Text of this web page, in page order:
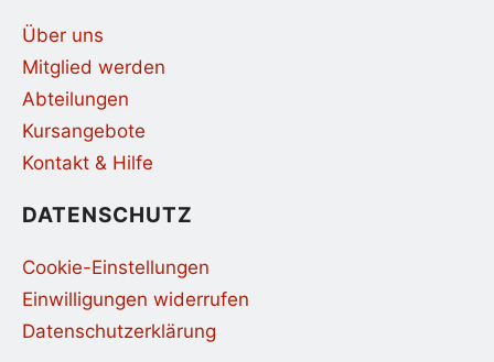
Über uns
Mitglied werden
Abteilungen
Kursangebote
Kontakt & Hilfe
DATENSCHUTZ
Cookie-Einstellungen
Einwilligungen widerrufen
Datenschutzerklärung